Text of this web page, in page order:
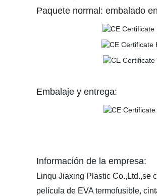
Paquete normal: embalado
Embalaje y entrega:
Información de la empresa:
Linqu Jiaxing Plastic Co.,Ltd.,se
película de EVA termofusible,